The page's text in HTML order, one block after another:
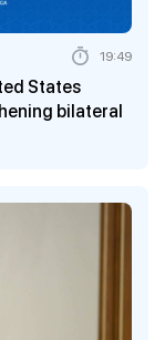
States
bilateral
19:49